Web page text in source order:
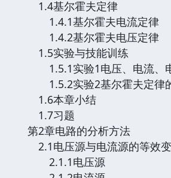
1.4基尔霍夫定律
1.4.1基尔霍夫电流定律
1.4.2基尔霍夫电压定律
1.5实验与技能训练
1.5.1实验1电压、电流、
1.5.2实验2基尔霍夫定律
1.6本章小结
1.7习题
第2章电路的分析方法
2.1电压源与电流源的等效
2.1.1电压源